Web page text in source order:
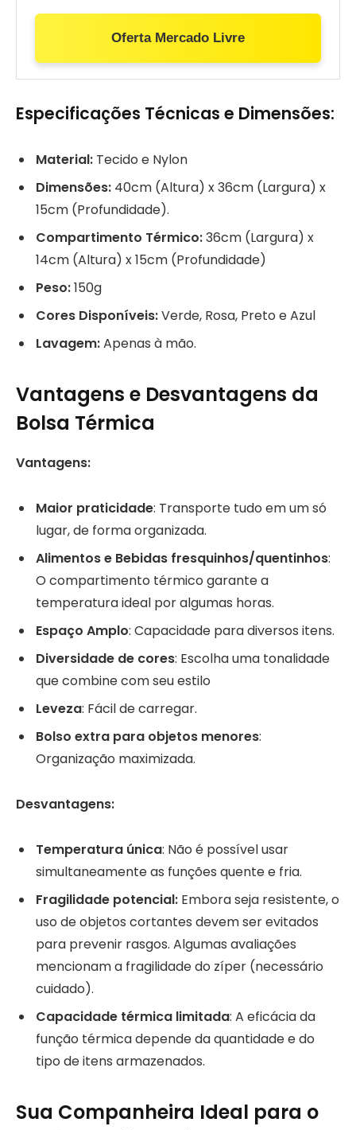
Oferta Mercado Livre
Especificações Técnicas e Dimensões:
Material: Tecido e Nylon
Dimensões: 40cm (Altura) x 36cm (Largura) x
15cm (Profundidade).
Compartimento Térmico:36cm (Largura) x
14cm (Altura) x 15cm (Profundidade)
Peso:150g
Cores Disponíveis:Verde, Rosa, Preto e Azul
Lavagem:Apenas à mão.
Vantagens e Desvantagens da
Bolsa Térmica
Vantagens:
Maior praticidade: Transporte tudo em um só
lugar, de forma organizada.
Alimentos e Bebidas fresquinhos/quentinhos:
O compartimento térmico garante a
temperatura ideal por algumas horas.
Espaço Amplo: Capacidade para diversos itens.
Diversidade de cores: Escolha uma tonalidade
que combine com seu estilo
Leveza: Fácil de carregar.
Bolso extra para objetos menores:
Organização maximizada.
Desvantagens:
Temperatura única: Não é possível usar
simultaneamente as funções quente e fria.
Fragilidade potencial: Embora seja resistente, o
uso de objetos cortantes devem ser evitados
para prevenir rasgos. Algumas avaliações
mencionam a fragilidade do zíper (necessário
cuidado).
Capacidade térmica limitada: A eficácia da
função térmica depende da quantidade e do
tipo de itens armazenados.
Sua Companheira Ideal para o